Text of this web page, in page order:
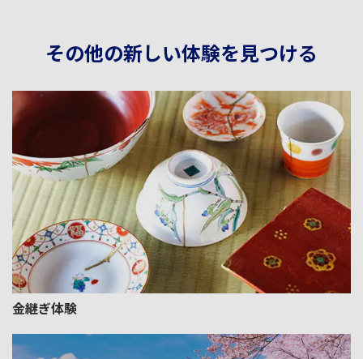
その他の新しい体験を見つける
金継ぎ体験